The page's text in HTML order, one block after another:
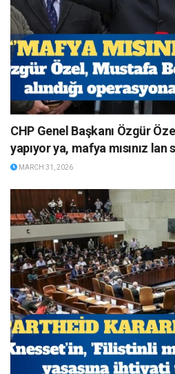
CHP Genel Başkanı Özgür
yapıyor ya, mafya mısınız lan
MARCH 31, 2026